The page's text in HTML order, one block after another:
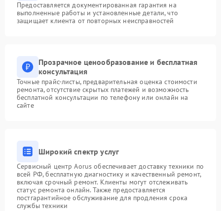
Предоставляется документированная гарантия на
выполненные работы и установленные детали, что
защищает клиента от повторных неисправностей
Прозрачное ценообразование и бесплатная
консультация
Точные прайс-листы, предварительная оценка стоимости
ремонта, отсутствие скрытых платежей и возможность
бесплатной консультации по телефону или онлайн на
сайте
Широкий спектр услуг
Сервисный центр Aorus обеспечивает доставку техники по
всей РФ, бесплатную диагностику и качественный ремонт,
включая срочный ремонт. Клиенты могут отслеживать
статус ремонта онлайн. Также предоставляется
постгарантийное обслуживание для продления срока
службы техники